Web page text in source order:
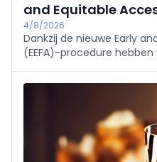
and Equitable
4/8/2026
Dankzij de nieuwe Early
(EEFA)-procedure
vier geneesmiddelen